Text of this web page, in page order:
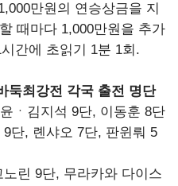
만원의 연승상금을 지
때마다 1,000만원을 추가
간에 초읽기 1분 1회.
둑최강전 각국 출전 명단
ㆍ김지석 9단, 이동훈 8단
단, 롄샤오 7단, 판윈뤄 5
린 9단, 무라카와 다이스